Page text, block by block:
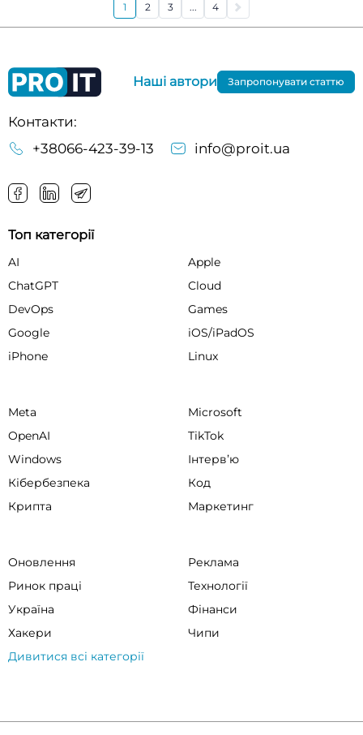
1 2 3 ... 4
Контакти:
+38066-423-39-13
info@proit.ua
Наші автори Запропонувати статтю
Топ категорії
AI
Apple
ChatGPT
Cloud
DevOps
Games
Google
iOS/iPadOS
iPhone
Linux
Meta
Microsoft
OpenAI
TikTok
Windows
Інтервʼю
Кібербезпека
Код
Крипта
Маркетинг
Оновлення
Реклама
Ринок праці
Технології
Україна
Фінанси
Хакери
Чипи
Дивитися всі категорії